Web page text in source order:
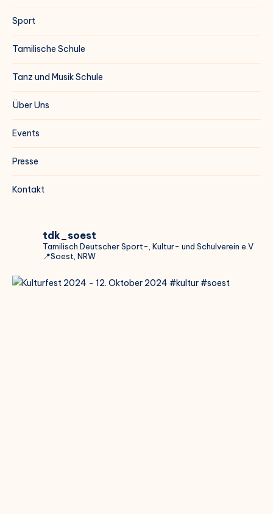
Sport
Tamilische Schule
Tanz und Musik Schule
Über Uns
Events
Presse
Kontakt
tdk_soest
Tamilisch Deutscher Sport-, Kultur- und Schulverein e.V
📍Soest, NRW